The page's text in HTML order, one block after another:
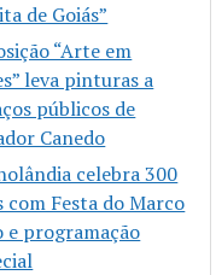
de Goiás”
“Arte em
leva pinturas a
públicos de
Canedo
celebra 300
com Festa do Marco
e programação